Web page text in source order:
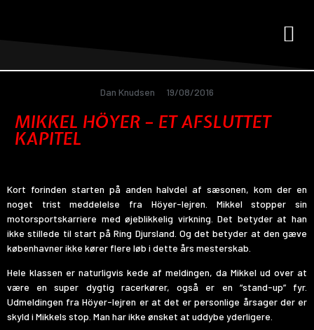
Dan Knudsen 19/08/2016
MIKKEL HÖYER – ET AFSLUTTET
KAPITEL
Kort forinden starten på anden halvdel af sæsonen, kom der en
noget trist meddelelse fra Höyer-lejren. Mikkel stopper sin
motorsportskarriere med øjeblikkelig virkning. Det betyder at han
ikke stillede til start på Ring Djursland. Og det betyder at den gæve
københavner ikke kører flere løb i dette års mesterskab.
Hele klassen er naturligvis kede af meldingen, da Mikkel ud over at
være en super dygtig racerkører, også er en “stand-up” fyr.
Udmeldingen fra Höyer-lejren er at det er personlige årsager der er
skyld i Mikkels stop. Man har ikke ønsket at uddybe yderligere.